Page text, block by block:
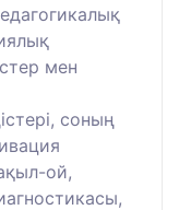
мен
соның
ой,